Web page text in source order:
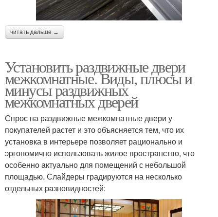
читать дальше →
Установить раздвижные двери
межкомнатные. Виды, плюсы и
минусы раздвижных
межкомнатных дверей
Спрос на раздвижные межкомнатные двери у
покупателей растет и это объясняется тем, что их
установка в интерьере позволяет рационально и
эргономично использовать жилое пространство, что
особенно актуально для помещений с небольшой
площадью. Слайдеры градируются на несколько
отдельных разновидностей: